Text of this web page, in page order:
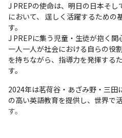
J PREPの使命は、明日の日本そ
において、 逞しく活躍するための
す。
J PREPに集う児童・生徒が抱く関
一人一人が社会における自らの役
を持ちながら、指導力を発揮する
す。
2024年は茗荷谷・あざみ野・三田
の高い英語教育を提供し、世界で
す。